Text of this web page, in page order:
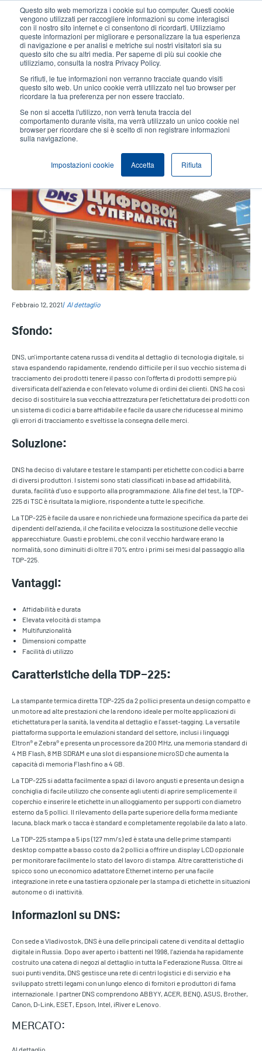
Questo sito web memorizza i cookie sul tuo computer. Questi cookie
vengono utilizzati per raccogliere informazioni su come interagisci
con il nostro sito internet e ci consentono di ricordarti. Utilizziamo
queste informazioni per migliorare e personalizzare la tua esperienza
di navigazione e per analisi e metriche sui nostri visitatori sia su
questo sito che su altri media. Per saperne di più sui cookie che
utilizziamo, consulta la nostra Privacy Policy.
Se rifiuti, le tue informazioni non verranno tracciate quando visiti
questo sito web. Un unico cookie verrà utilizzato nel tuo browser per
ricordare la tua preferenza per non essere tracciato.
Se non si accetta l'utilizzo, non verrà tenuta traccia del
comportamento durante visita, ma verrà utilizzato un unico cookie nel
browser per ricordare che si è scelto di non registrare informazioni
sulla navigazione.
Impostazioni cookie Accetta Rifiuta
contenuto
principale
User
account
User
Header
Seleziona Prodotti Contatto Vendite
La catena russa di vendita di
tecnologia digitale migliora il
tracciamento degli ordini con la
stampante TDP-225
Febbraio 12, 2021 Al dettaglio
Sfondo:
DNS, un'importante catena russa di vendita al dettaglio di tecnologia digitale, si
stava espandendo rapidamente, rendendo difficile per il suo vecchio sistema di
tracciamento dei prodotti tenere il passo con l'offerta di prodotti sempre più
diversificata dell'azienda e con l'elevato volume di ordini dei clienti. DNS ha così
deciso di sostituire la sua vecchia attrezzatura per l'etichettatura dei prodotti con
un sistema di codici a barre affidabile e facile da usare che riducesse al minimo
gli errori di tracciamento e sveltisse la consegna delle merci.
Soluzione:
DNS ha deciso di valutare e testare le stampanti per etichette con codici a barre
di diversi produttori. I sistemi sono stati classificati in base ad affidabilità,
durata, facilità d'uso e supporto alla programmazione. Alla fine del test, la TDP-
225 di TSC è risultata la migliore, rispondente a tutte le specifiche.
La TDP-225 è facile da usare e non richiede una formazione specifica da parte dei
dipendenti dell'azienda, il che facilita e velocizza la sostituzione delle vecchie
apparecchiature. Guasti e problemi, che con il vecchio hardware erano la
normalità, sono diminuiti di oltre il 70% entro i primi sei mesi dal passaggio alla
TDP-225.
Vantaggi:
Affidabilità e durata
Elevata velocità di stampa
Multifunzionalità
Dimensioni compatte
Facilità di utilizzo
Caratteristiche della TDP-225:
La stampante termica diretta TDP-225 da 2 pollici presenta un design compatto e
un motore ad alte prestazioni che la rendono ideale per molte applicazioni di
etichettatura per la sanità, la vendita al dettaglio e l'asset-tagging. La versatile
piattaforma supporta le emulazioni standard del settore, inclusi i linguaggi
Eltron® e Zebra® e presenta un processore da 200 MHz, una memoria standard di
4 MB Flash, 8 MB SDRAM e una slot di espansione microSD che aumenta la
capacità di memoria Flash fino a 4 GB.
La TDP-225 si adatta facilmente a spazi di lavoro angusti e presenta un design a
conchiglia di facile utilizzo che consente agli utenti di aprire semplicemente il
coperchio e inserire le etichette in un alloggiamento per supporti con diametro
esterno da 5 pollici. Il rilevamento della parte superiore della forma mediante
lacuna, black mark o tacca è standard e completamente regolabile da lato a lato.
La TDP-225 stampa a 5 ips (127 mm/s) ed è stata una delle prime stampanti
desktop compatte a basso costo da 2 pollici a offrire un display LCD opzionale
per monitorare facilmente lo stato del lavoro di stampa. Altre caratteristiche di
spicco sono un economico adattatore Ethernet interno per una facile
integrazione in rete e una tastiera opzionale per la stampa di etichette in situazioni
autonome o di inattività.
Informazioni su DNS:
Con sede a Vladivostok, DNS è una delle principali catene di vendita al dettaglio
digitale in Russia. Dopo aver aperto i battenti nel 1998, l'azienda ha rapidamente
costruito una catena di negozi al dettaglio in tutta la Federazione Russa. Oltre ai
suoi punti vendita, DNS gestisce una rete di centri logistici e di servizio e ha
sviluppato stretti legami con un lungo elenco di fornitori e produttori di fama
internazionale. I partner DNS comprendono ABBYY, ACER, BENQ, ASUS, Brother,
Canon, D-Link, ESET, Epson, Intel, iRiver e Lenovo.
MERCATO:
Al dettaglio